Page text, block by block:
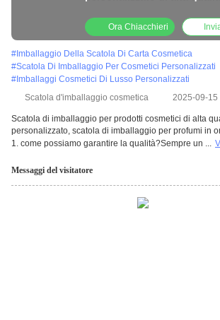
Ora Chiacchieri
# Imballaggio Della Scatola Di Carta Cosmetica
#Scatola Di Imballaggio Per Cosmetici Personalizzati
# Imballaggi Cosmetici Di Lusso Personalizzati
Scatola d'imballaggio cosmetica
2025-09-15
Scatola di imballaggio per prodotti cosmetici di alta
personalizzato, scatola di imballaggio per profumi in
1. come possiamo garantire la qualità?Sempre un ...
Messaggi del visitatore